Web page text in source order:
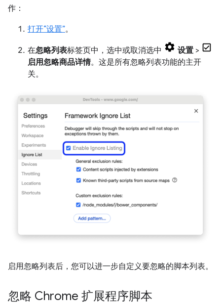
作：
打开“设置”。
在忽略列表标签页中，选中或取消选中 设置 >
启用忽略商品详情。这是所有忽略列表功能的主开
关。
启用忽略列表后，您可以进一步自定义要忽略的脚本列表。
忽略 Chrome 扩展程序脚本